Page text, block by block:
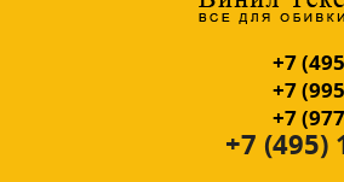
+7
+7
+7
+7 (495)